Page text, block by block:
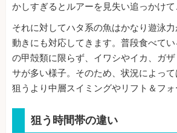
かしすぎるとルアーを見失い追っかけて
それに対してハタ系の魚はかなり遊泳
動きにも対応してきます。普段食べて
の甲殻類に限らず、イワシやイカ、ガ
サが多い様子。そのため、状況によっ
狙うより中層スイミングやリフト＆フォ
狙う時間帯の違い